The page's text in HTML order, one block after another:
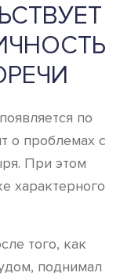
по
о проблемах с
При этом
характерного
того, как
поднимал